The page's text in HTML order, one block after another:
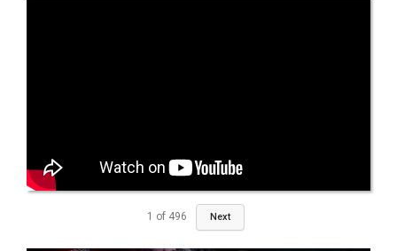
1 of 496 Next